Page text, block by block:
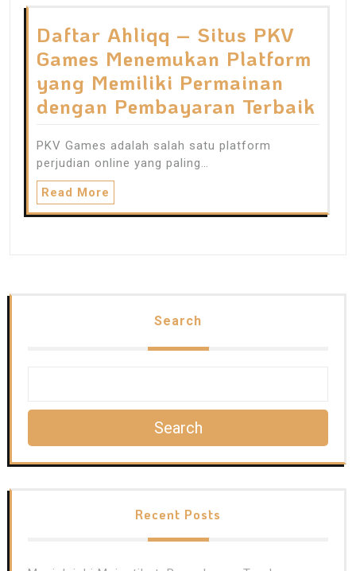
Daftar Ahliqq – Situs PKV
Games Menemukan Platform
yang Memiliki Permainan
dengan Pembayaran Terbaik
PKV Games adalah salah satu platform
perjudian online yang paling…
Read More
Search
Search
Recent Posts